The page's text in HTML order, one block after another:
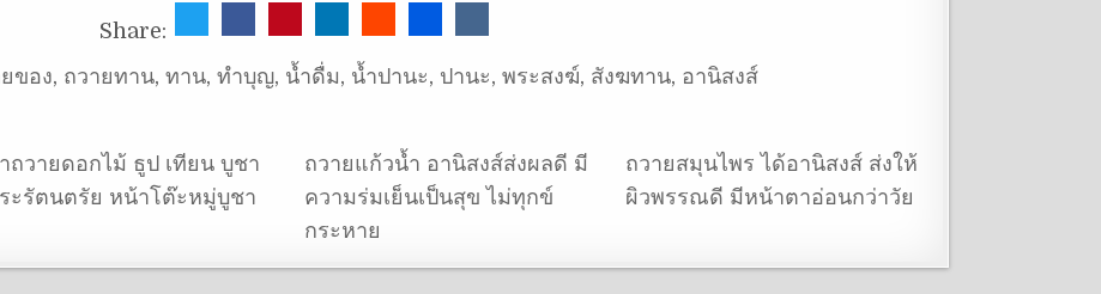
Share:
ของ, ถวายทาน, ทาน, ทำบุญ, น้ำดื่ม, น้ำปานะ, ปานะ, พระสงฆ์, สังฆทาน, อานิสงส์
ถวายดอกไม้ ธูป เทียน บูชา
ะรัตนตรัย หน้าโต๊ะหมู่บูชา
ถวายแก้วน้ำ อานิสงส์ส่งผลดี มี
ความร่มเย็นเป็นสุข ไม่ทุกข์
กระหาย
ถวายสมุนไพร ได้อานิสงส์ ส่งให้
ผิวพรรณดี มีหน้าตาอ่อนกว่าวัย